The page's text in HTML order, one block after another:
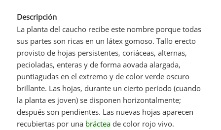
Descripción
La planta del caucho recibe este nombre porque todas
sus partes son ricas en un látex gomoso. Tallo erecto
provisto de hojas persistentes, coriáceas, alternas,
pecioladas, enteras y de forma aovada alargada,
puntiagudas en el extremo y de color verde oscuro
brillante. Las hojas, durante un cierto período (cuando
la planta es joven) se disponen horizontalmente;
después son pendientes. Las nuevas hojas aparecen
recubiertas por una bráctea de color rojo vivo.